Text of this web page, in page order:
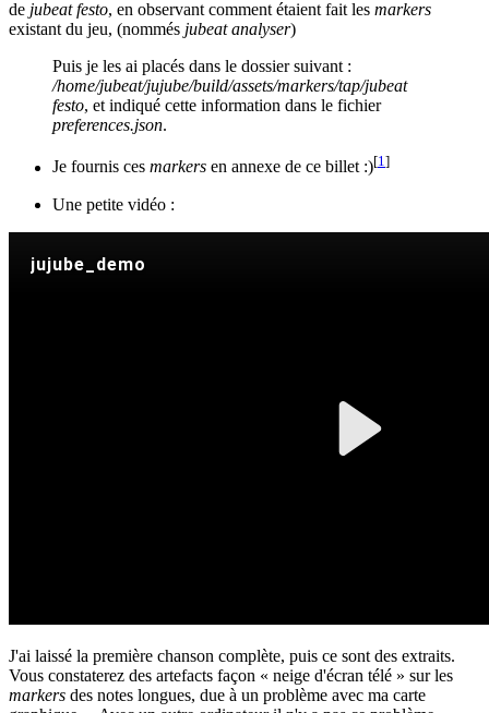
de jubeat festo, en observant comment étaient fait les markers
existant du jeu, (nommés jubeat analyser)
Puis je les ai placés dans le dossier suivant :
/home/jubeat/jujube/build/assets/markers/tap/jubeat
festo, et indiqué cette information dans le fichier
preferences.json.
Je fournis ces markers en annexe de ce billet :)[1]
Une petite vidéo :
J'ai laissé la première chanson complète, puis ce sont des extraits.
Vous constaterez des artefacts façon « neige d'écran télé » sur les
markers des notes longues, due à un problème avec ma carte